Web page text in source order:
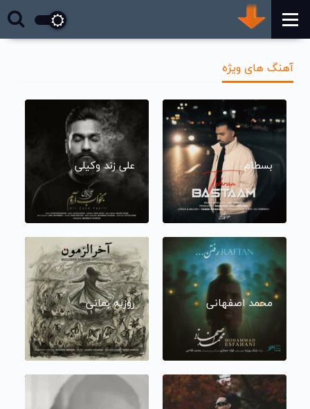
آهنگ های ویژه
بسطام علی زند وکیلی
محمد اصفهانی روزبه بمانی